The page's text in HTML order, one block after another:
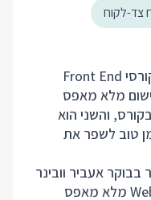
צד-לקוח
יש שני דברים שהרבה תלמידים בקורסי Front End
מלא מאפס
והשני הוא
טוב לשפר את
אעביר וובינר
חינמי בו אציג פיתוח Web Application מלא מאפס